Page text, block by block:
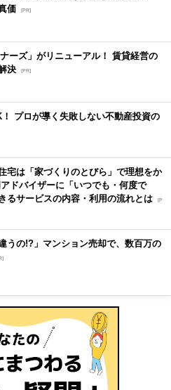
価 [PR]
ナーズ」がリニューアル！ 賃貸経営の
決 [PR]
プロが導く失敗しない不動産投資の
宅は「家づくりのとびら」で理想をか
ドバイザーに「いつでも・何度で
るサービスの内容・利用の流れとは [P
うの!?」マンション売却で、数百万の